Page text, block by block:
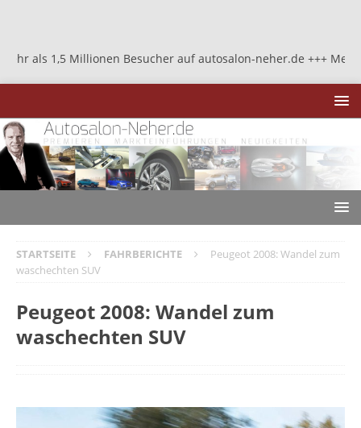
Besucher auf autosalon-neher.de +++ Mehr als 1,5
STARTSEITE FAHRBERICHTE
Peugeot 2008: Wandel zum
waschechten SUV
Peugeot 2008: Wandel zum
waschechten SUV